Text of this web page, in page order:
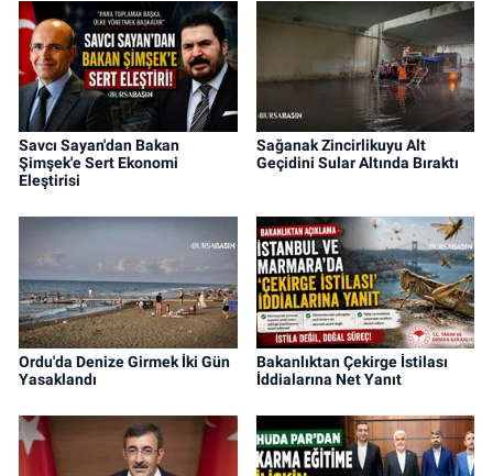
Savcı Sayan'dan Bakan
Şimşek'e Sert Ekonomi
Eleştirisi
Sağanak Zincirlikuyu Alt
Geçidini Sular Altında Bıraktı
Ordu'da Denize Girmek İki Gün
Yasaklandı
Bakanlıktan Çekirge İstilası
İddialarına Net Yanıt